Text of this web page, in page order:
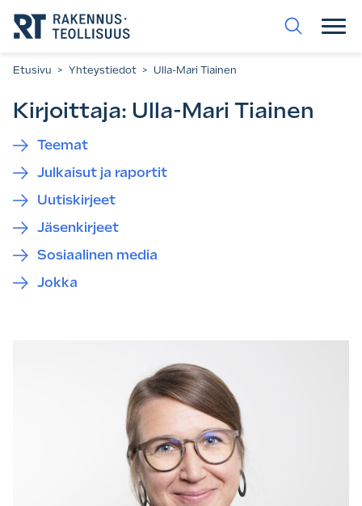
suoraan
sisältöön.
Etusivu > Yhteystiedot > Ulla-Mari Tiainen
Kirjoittaja: Ulla-Mari Tiainen
Teemat
Julkaisut ja raportit
Uutiskirjeet
Jäsenkirjeet
Sosiaalinen media
Jokka